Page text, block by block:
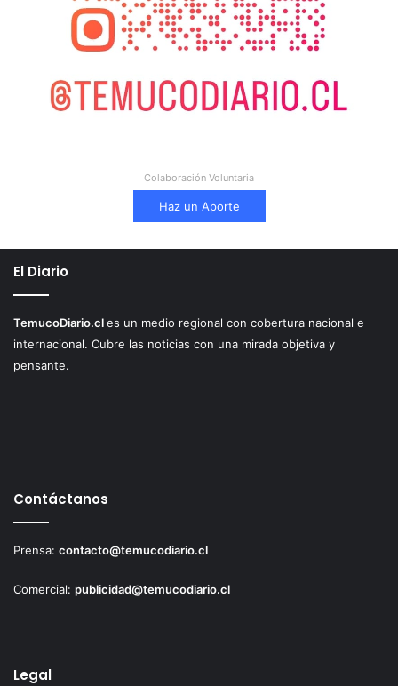
Colaboración Voluntaria
Haz un Aporte
El Diario
TemucoDiario.cles un medio regional con cobertura nacional e
internacional. Cubre las noticias con una mirada objetiva y
pensante.
Contáctanos
Prensa: contacto@temucodiario.cl
Comercial: publicidad@temucodiario.cl
Legal